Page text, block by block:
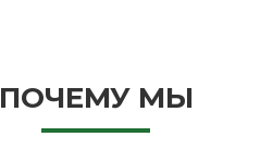
ПОЧЕМУ МЫ